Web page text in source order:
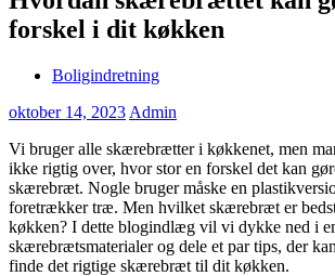
forskel i dit køkken
Boligindretning
oktober 14, 2023 Admin
Vi bruger alle skærebrætter i køkkenet, men
ikke rigtig over, hvor stor en forskel det kan
skærebræt. Nogle bruger måske en
foretrækker træ. Men hvilket skærebræt er
køkken? I dette blogindlæg vil vi dykke ned i
skærebrætsmaterialer og dele et par tips, der
finde det rigtige skærebræt til dit køkken.